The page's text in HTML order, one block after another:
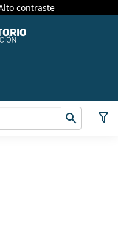
contraste